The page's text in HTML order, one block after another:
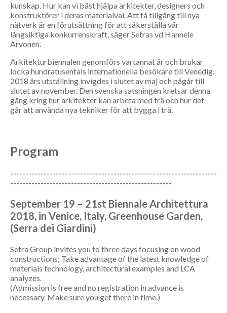
kunskap. Hur kan vi bäst hjälpa arkitekter, designers och
konstruktörer i deras materialval. Att få tillgång till nya
nätverk är en förutsättning för att säkerställa vår
långsiktiga konkurrenskraft, säger Setras vd Hannele
Arvonen.
Arkitekturbiennalen genomförs vartannat år och brukar
locka hundratusentals internationella besökare till Venedig.
2018 års utställning invigdes i slutet av maj och pågår till
slutet av november. Den svenska satsningen kretsar denna
gång kring hur arkitekter kan arbeta med trä och hur det
går att använda nya tekniker för att bygga i trä.
Program
--------------------------------------------------------------------
-----------------------------------------------------
September 19 – 21st Biennale Architettura
2018, in Venice, Italy, Greenhouse Garden,
(Serra dei Giardini)
Setra Group invites you to three days focusing on wood
constructions; Take advantage of the latest knowledge of
materials technology, architectural examples and LCA
analyzes.
(Admission is free and no registration in advance is
necessary. Make sure you get there in time.)